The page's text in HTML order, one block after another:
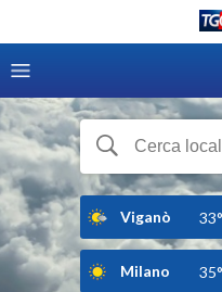
Viganò 33°
Milano 35°